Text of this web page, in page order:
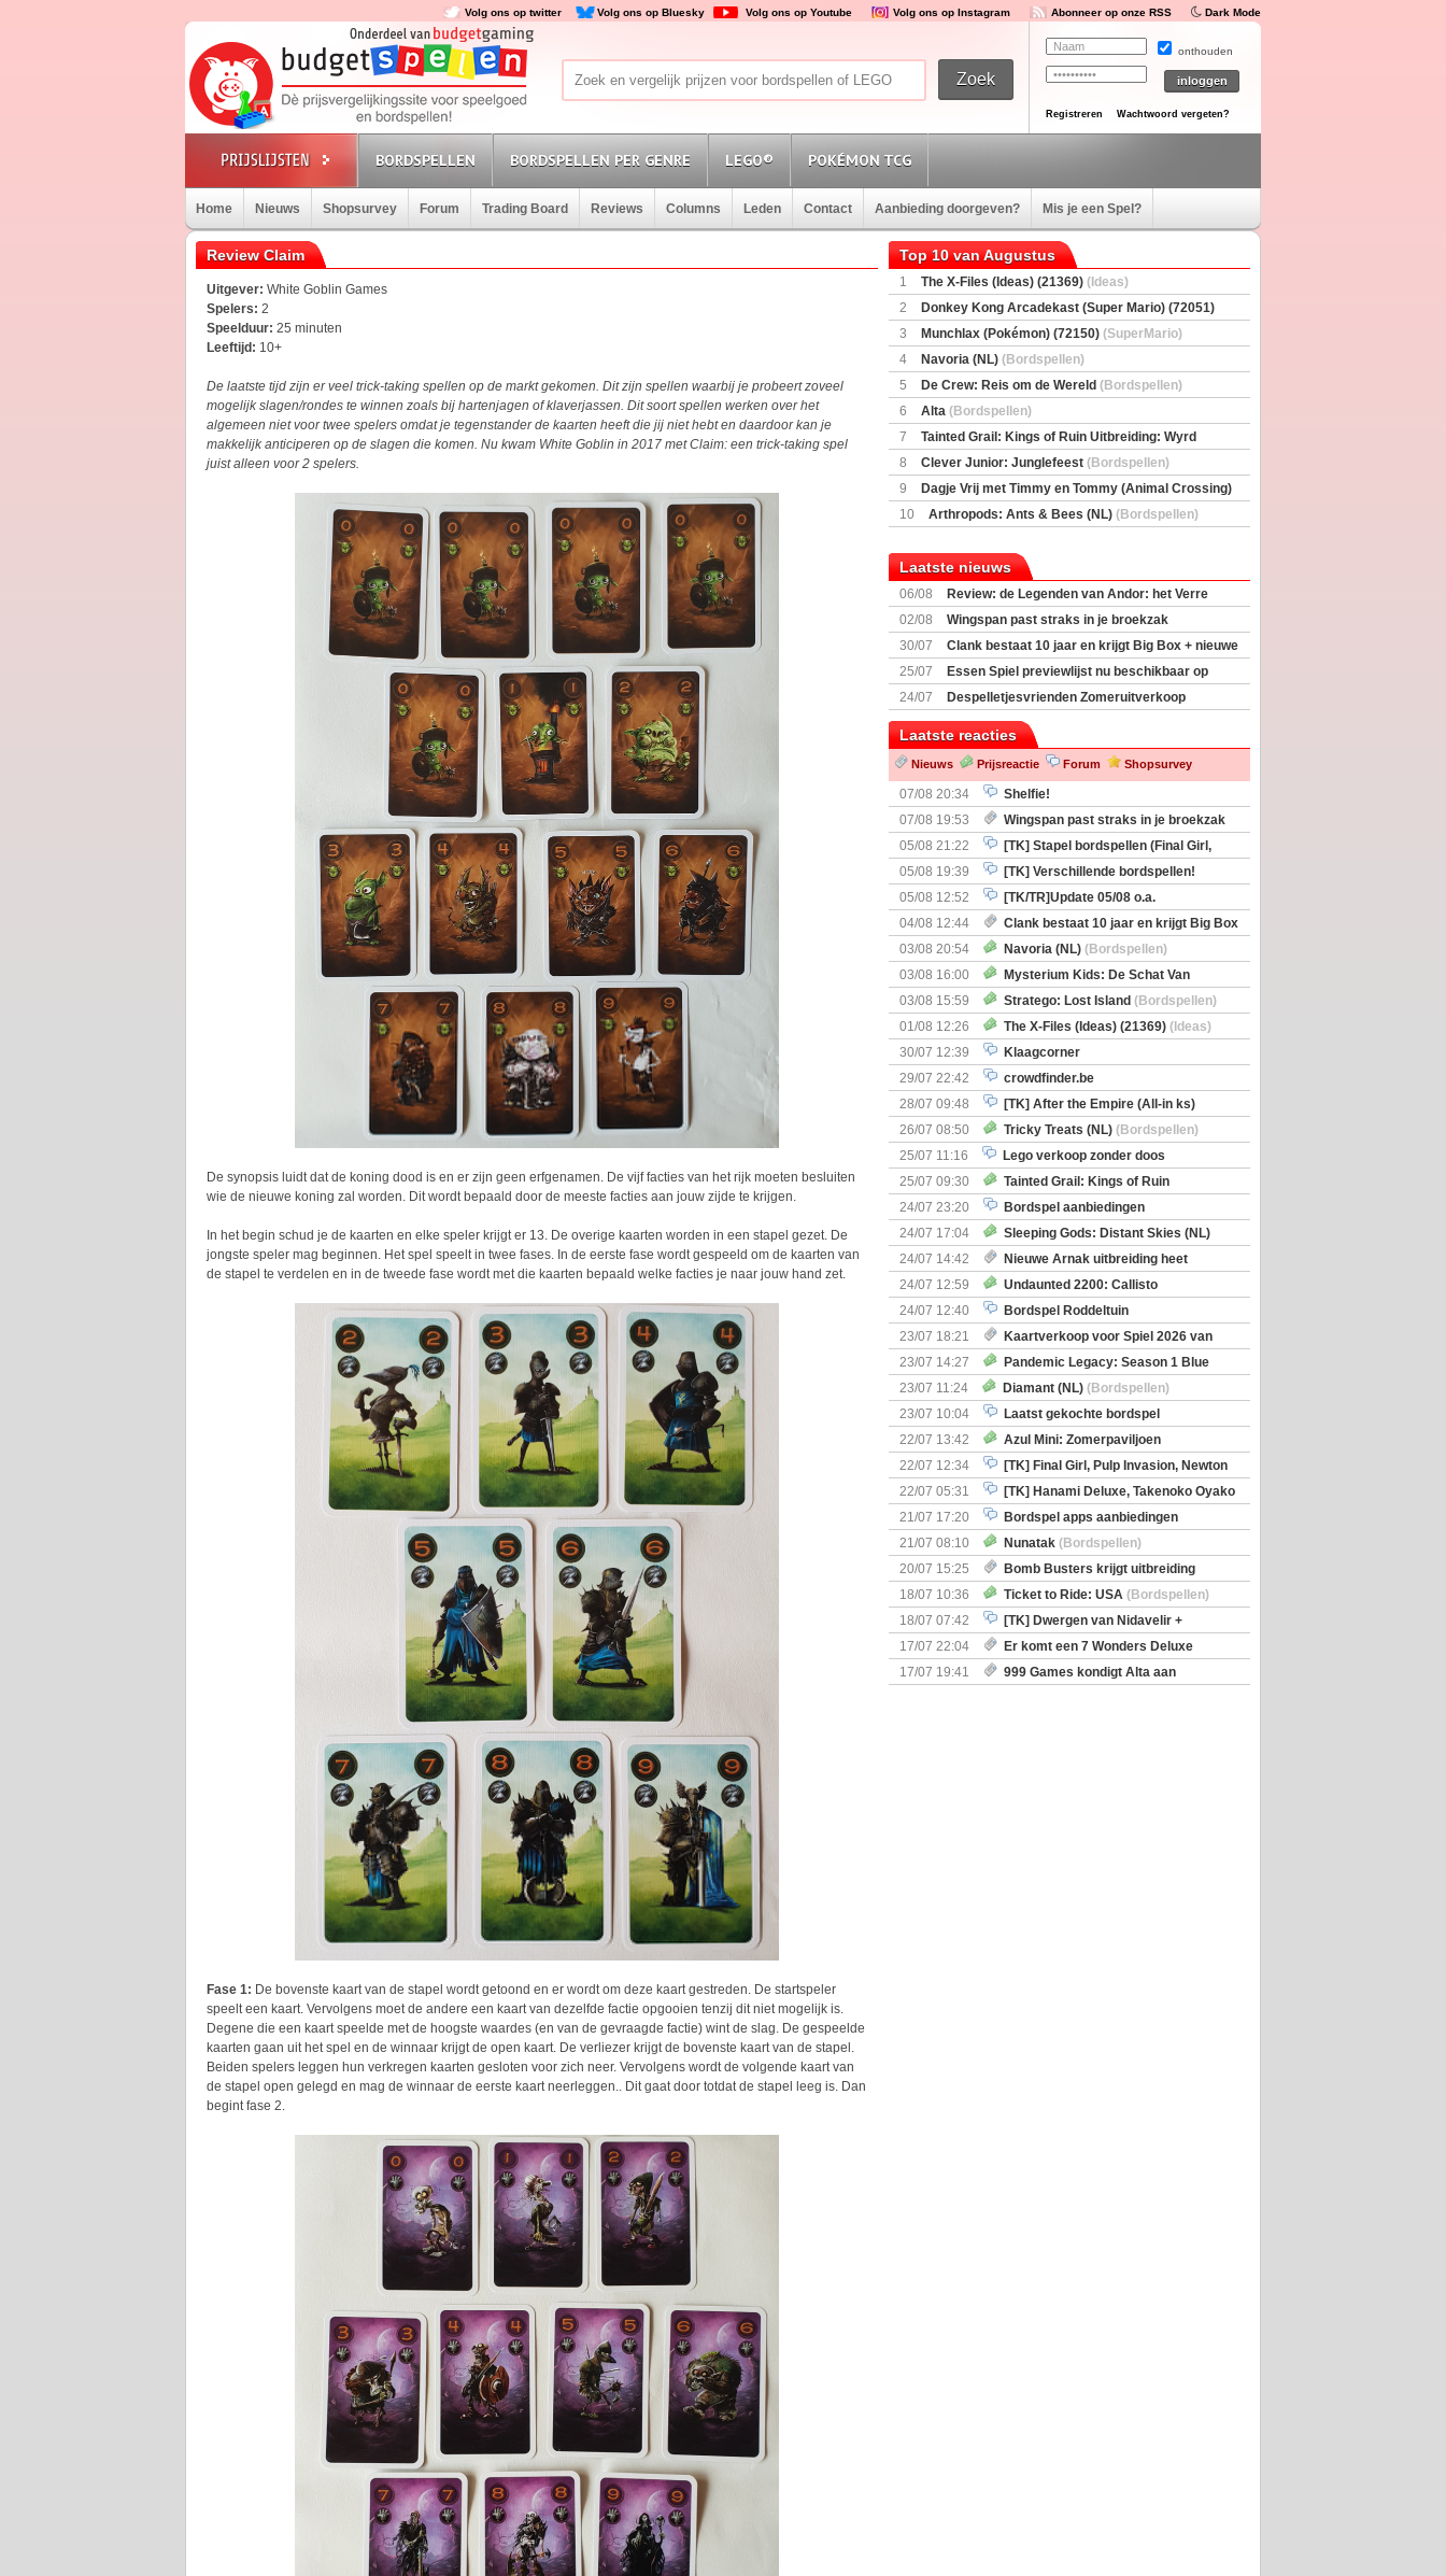
Volg ons op twitter Volg ons op Bluesky Volg ons op Youtube Volg ons op Instagram Abonneer op onze RSS Dark Mode
onthouden
Registreren Wachtwoord vergeten?
BORDSPELLEN BORDSPELLEN PER GENRE LEGO® POKÉMON TCG
Home Nieuws Shopsurvey Forum Trading Board Reviews Columns Leden Contact Aanbieding doorgeven? Mis je een Spel?
Review Claim
Uitgever: White Goblin Games
Spelers: 2
Speelduur: 25 minuten
Leeftijd: 10+
De laatste tijd zijn er veel trick-taking spellen op de markt gekomen. Dit zijn spellen waarbij je probeert zoveel
mogelijk slagen/rondes te winnen zoals bij hartenjagen of klaverjassen. Dit soort spellen werken over het
algemeen niet voor twee spelers omdat je tegenstander de kaarten heeft die jij niet hebt en daardoor kan je
makkelijk anticiperen op de slagen die komen. Nu kwam White Goblin in 2017 met Claim: een trick-taking spel
juist alleen voor 2 spelers.
De synopsis luidt dat de koning dood is en er zijn geen erfgenamen. De vijf facties van het rijk moeten besluiten
wie de nieuwe koning zal worden. Dit wordt bepaald door de meeste facties aan jouw zijde te krijgen.
In het begin schud je de kaarten en elke speler krijgt er 13. De overige kaarten worden in een stapel gezet. De
jongste speler mag beginnen. Het spel speelt in twee fases. In de eerste fase wordt gespeeld om de kaarten van
de stapel te verdelen en in de tweede fase wordt met die kaarten bepaald welke facties je naar jouw hand zet.
Fase 1: De bovenste kaart van de stapel wordt getoond en er wordt om deze kaart gestreden. De startspeler
speelt een kaart. Vervolgens moet de andere een kaart van dezelfde factie opgooien tenzij dit niet mogelijk is.
Degene die een kaart speelde met de hoogste waardes (en van de gevraagde factie) wint de slag. De gespeelde
kaarten gaan uit het spel en de winnaar krijgt de open kaart. De verliezer krijgt de bovenste kaart van de stapel.
Beiden spelers leggen hun verkregen kaarten gesloten voor zich neer. Vervolgens wordt de volgende kaart van
de stapel open gelegd en mag de winnaar de eerste kaart neerleggen.. Dit gaat door totdat de stapel leeg is. Dan
begint fase 2.
Top 10 van Augustus
1 The X-Files (Ideas) (21369) (Ideas)
2
Donkey Kong Arcadekast (Super Mario) (72051)
(SuperMario)
3 Munchlax (Pokémon) (72150) (SuperMario)
4
Navoria (NL) (Bordspellen)
5
De Crew: Reis om de Wereld (Bordspellen)
6
Alta (Bordspellen)
7
Tainted Grail: Kings of Ruin Uitbreiding: Wyrd
Encounters(Bordspellen)
8 Clever Junior: Junglefeest (Bordspellen)
9
Dagje Vrij met Timmy en Tommy (Animal Crossing)
(77059)(Ideas)
10 Arthropods: Ants & Bees (NL) (Bordspellen)
Laatste nieuws
06/08
Review: de Legenden van Andor: het Verre
Land
02/08
Wingspan past straks in je broekzak
30/07
Clank bestaat 10 jaar en krijgt Big Box + nieuwe
uitbreiding
25/07
Essen Spiel previewlijst nu beschikbaar op
Boardgamegeek
24/07
Despelletjesvrienden Zomeruitverkoop
Laatste reacties
Nieuws Prijsreactie Forum Shopsurvey
07/08 20:34
Shelfie!
07/08 19:53
Wingspan past straks in je broekzak
05/08 21:22
[TK] Stapel bordspellen (Final Girl,
Nemesis Retaliation, Zombicide Invader)
05/08 19:39
[TK] Verschillende bordspellen!
05/08 12:52
[TK/TR]Update 05/08 o.a.
Prijsverlagingen, Imperium Horizons, 20 Strong
04/08 12:44
Clank bestaat 10 jaar en krijgt Big Box
+ nieuwe uitbreiding
03/08 20:54 Navoria (NL) (Bordspellen)
03/08 16:00
Mysterium Kids: De Schat Van
Kapitein Boe
(Bordspellen)
03/08 15:59 Stratego: Lost Island (Bordspellen)
01/08 12:26
The X-Files (Ideas) (21369) (Ideas)
30/07 12:39
Klaagcorner
29/07 22:42
crowdfinder.be
28/07 09:48
[TK] After the Empire (All-in ks)
26/07 08:50
Tricky Treats (NL) (Bordspellen)
25/07 11:16
Lego verkoop zonder doos
25/07 09:30
Tainted Grail: Kings of Ruin
Uitbreiding: Wyrd Encounters(Bordspellen)
24/07 23:20
Bordspel aanbiedingen
24/07 17:04
Sleeping Gods: Distant Skies (NL)
(Bordspellen)
24/07 14:42
Nieuwe Arnak uitbreiding heet
Surprise Shipments
24/07 12:59
Undaunted 2200: Callisto
(Bordspellen)
24/07 12:40
Bordspel Roddeltuin
23/07 18:21
Kaartverkoop voor Spiel 2026 van
start
23/07 14:27
Pandemic Legacy: Season 1 Blue
(Bordspellen)
23/07 11:24 Diamant (NL) (Bordspellen)
23/07 10:04
Laatst gekochte bordspel
22/07 13:42
Azul Mini: Zomerpaviljoen
(Bordspellen)
22/07 12:34
[TK] Final Girl, Pulp Invasion, Newton
& Great Discoveries
22/07 05:31
[TK] Hanami Deluxe, Takenoko Oyako
bigbox
21/07 17:20
Bordspel apps aanbiedingen
21/07 08:10
Nunatak (Bordspellen)
20/07 15:25
Bomb Busters krijgt uitbreiding
genaamd Pro Kit
18/07 10:36 Ticket to Ride: USA (Bordspellen)
18/07 07:42
[TK] Dwergen van Nidavelir +
Sherlock Holmes Consulting Detective
17/07 22:04
Er komt een 7 Wonders Deluxe
Monsterbox
17/07 19:41 999 Games kondigt Alta aan